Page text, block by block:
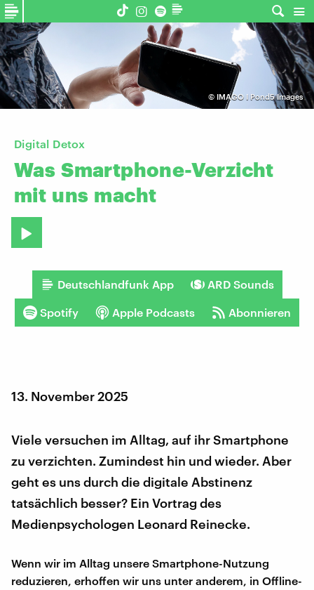
© IMAGO I Pond5 Images
Digital Detox
Was Smartphone-Verzicht
mit uns macht
Deutschlandfunk App ARD Sounds
Spotify Apple Podcasts Abonnieren
13. November 2025
Viele versuchen im Alltag, auf ihr Smartphone
zu verzichten. Zumindest hin und wieder. Aber
geht es uns durch die digitale Abstinenz
tatsächlich besser? Ein Vortrag des
Medienpsychologen Leonard Reinecke.
Wenn wir im Alltag unsere Smartphone-Nutzung
reduzieren, erhoffen wir uns unter anderem, in Offline-